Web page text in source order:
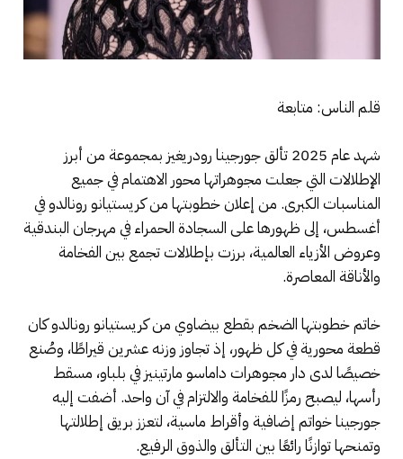
قلم الناس: متابعة
شهد عام 2025 تألق جورجينا رودريغيز بمجموعة من أبرز
الإطلالات التي جعلت مجوهراتها محور الاهتمام في جميع
المناسبات الكبرى. من إعلان خطوبتها من كريستيانو رونالدو في
أغسطس، إلى ظهورها على السجادة الحمراء في مهرجان البندقية
وعروض الأزياء العالمية، برزت بإطلالات تجمع بين الفخامة
والأناقة المعاصرة.
خاتم خطوبتها الضخم بقطع بيضاوي من كريستيانو رونالدو كان
قطعة محورية في كل ظهور، إذ تجاوز وزنه عشرين قيراطًا، وصُنع
خصيصًا لدى دار مجوهرات داماسو مارتينيز في بلباو، مسقط
رأسها، ليصبح رمزًا للفخامة والالتزام في آن واحد. أضفت إليه
جورجينا خواتم إضافية وأقراط ماسية، لتعزز بريق إطلالتها
وتمنحها توازنًا رائعًا بين التألق والذوق الرفيع.